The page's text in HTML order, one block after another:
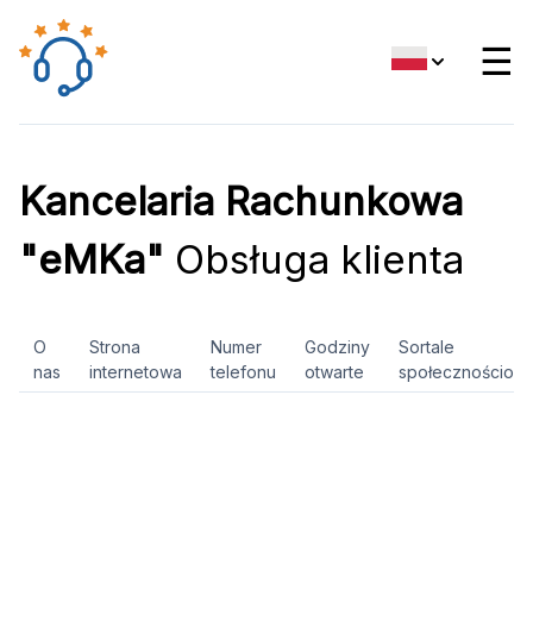
☰
Kancelaria Rachunkowa
"eMKa" Obsługa klienta
O
nas
Strona
internetowa
Numer
telefonu
Godziny
otwarte
Sortale